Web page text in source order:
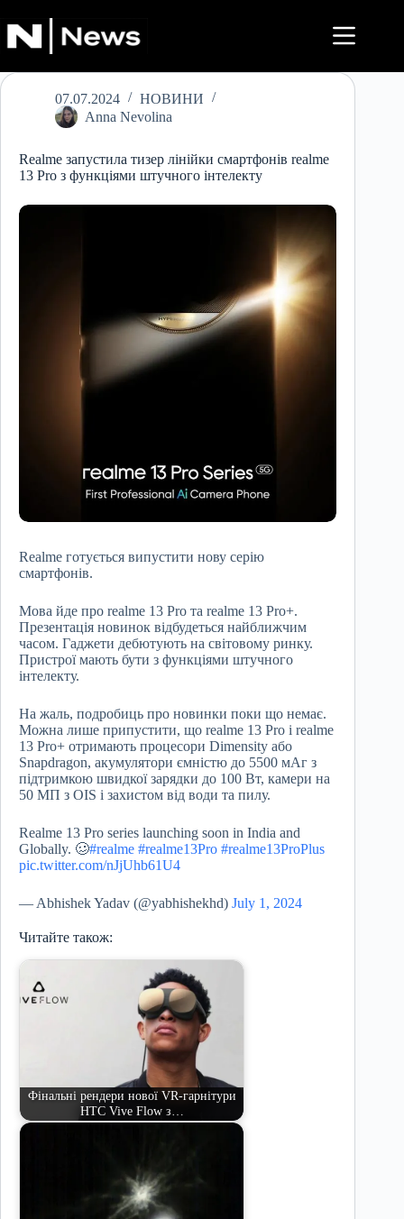
до
вмісту
07.07.2024
НОВИНИ
Anna Nevolina
Realme запустила тизер лінійки смартфонів realme
13 Pro з функціями штучного інтелекту
Realme готується випустити нову серію
смартфонів.
Мова йде про realme 13 Pro та realme 13 Pro+.
Презентація новинок відбудеться найближчим
часом. Гаджети дебютують на світовому ринку.
Пристрої мають бути з функціями штучного
інтелекту.
На жаль, подробиць про новинки поки що немає.
Можна лише припустити, що realme 13 Pro і realme
13 Pro+ отримають процесори Dimensity або
Snapdragon, акумулятори ємністю до 5500 мАг з
підтримкою швидкої зарядки до 100 Вт, камери на
50 МП з OIS і захистом від води та пилу.
Realme 13 Pro series launching soon in India and
Globally. 🥴#realme #realme13Pro #realme13ProPlus
pic.twitter.com/nJjUhb61U4
— Abhishek Yadav (@yabhishekhd) July 1, 2024
Читайте також:
Фінальні рендери нової VR-гарнітури
HTC Vive Flow з…